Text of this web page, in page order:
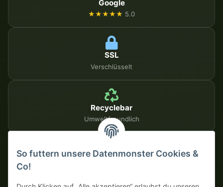
Google
★★★★★ 5.0
SSL
Verschlüsselt
Recyclebar
Umweltfreundlich
SICHERE ZAHLUNGSMETHODEN
So futtern unsere Datenmonster Cookies &
Co!